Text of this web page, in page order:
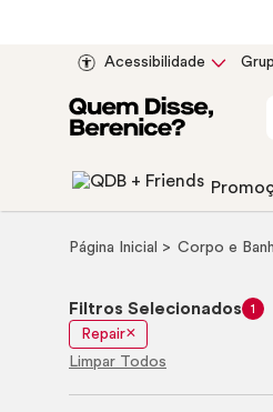
Acessibilidade
Página Inicial Corpo e
Filtros Selecionados 1
Repair
Limpar Todos